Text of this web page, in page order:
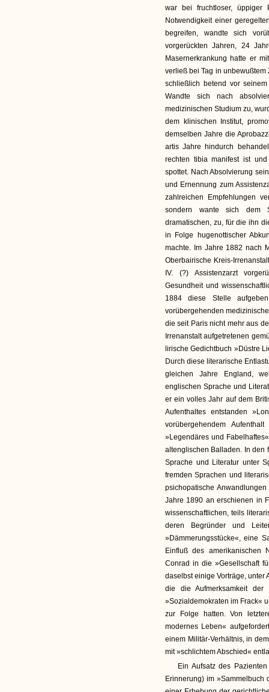
war bei fruchtloser, üppiger
Notwendigkeit einer
begreifen, wandte sich
vorgerückten Jahren, 24
Masernerkrankung hatte er
verließ bei Tag in unbewußtem
schließlich betend vor
Wandte sich nach
medizinischen Studium zu,
dem klinischen Institut,
demselben Jahre die
artis Jahre hindurch
rechten tibia manifest ist
spottet. Nach Absolvierung
und Ernennung zum
zahlreichen Empfehlungen
sondern wante sich dem
dramatischen, zu, für die ihn
in Folge hugenottischer
machte. Im Jahre 1882 nach
Oberbairische Kreis-
IV. (?) Assistenzarzt
Gesundheit und
1884 diese Stelle
vorübergehenden
die seit Paris nicht mehr aus
Irrenanstalt aufgetretenen
lirische Gedichtbuch »Düstre
Durch diese literarische
gleichen Jahre England,
englischen Sprache und
er ein volles Jahr auf dem
Aufenthaltes entstanden
vorübergehendem
»Legendäres und
altenglischen Balladen. In den
Sprache und Literatur unter
fremden Sprachen und
psichopatische
Jahre 1890 an erschienen in
wissenschaftlichen, teils
deren Begründer und
»Dämmerungsstücke«, eine
Einfluß des amerikanischen
Conrad in die »Gesellschaft
daselbst einige Vorträge, unter
die die Aufmerksamkeit der
»Sozialdemokraten im Frack«
zur Folge hatten. Von
modernes Leben«
einem Militär-Verhältnis, in
mit »schlichtem Abschied«
Ein Aufsatz des
Erinnerung) im »Sammelbuch